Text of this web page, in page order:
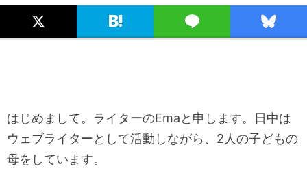
はじめまして。ライターのEmaと申します。日中は
ウェブライターとして活動しながら、2人の子どもの
母をしています。